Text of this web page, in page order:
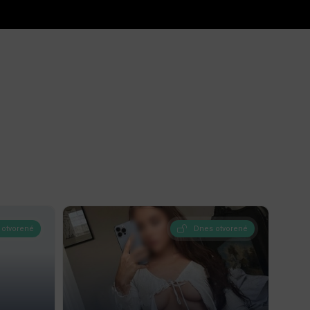
otvorené Dnes otvorené